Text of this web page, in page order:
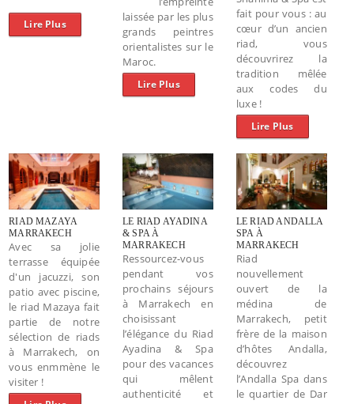
Lire Plus
laissée par les plus
grands peintres
orientalistes sur le
Maroc.
Lire Plus
fait pour vous : au
cœur d’un ancien
riad, vous
découvrirez la
tradition mêlée
aux codes du
luxe !
Lire Plus
RIAD MAZAYA
MARRAKECH
Avec sa jolie
terrasse équipée
d'un jacuzzi, son
patio avec piscine,
le riad Mazaya fait
partie de notre
sélection de riads
à Marrakech, on
vous enmmène le
visiter !
LE RIAD AYADINA
& SPA À
MARRAKECH
Ressourcez-vous
pendant vos
prochains séjours
à Marrakech en
choisissant
l’élégance du Riad
Ayadina & Spa
pour des vacances
qui mêlent
authenticité et
LE RIAD ANDALLA
SPA À
MARRAKECH
Riad
nouvellement
ouvert de la
médina de
Marrakech, petit
frère de la maison
d’hôtes Andalla,
découvrez
l’Andalla Spa dans
le quartier de Dar